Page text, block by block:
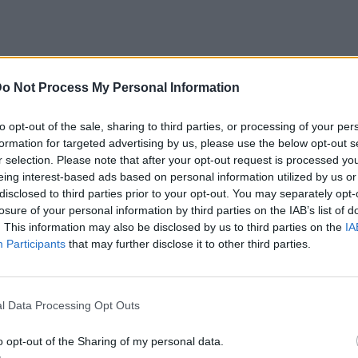
Not Process My Personal Information
opt-out of the sale, sharing to third parties, or processing of your
for targeted advertising by us, please use the below opt-out
selection. Please note that after your opt-out request is processed
interest-based ads based on personal information utilized by us
to third parties prior to your opt-out. You may separately
of your personal information by third parties on the IAB’s list of
This information may also be disclosed by us to third parties on the
Participants that may further disclose it to other third parties.
Data Processing Opt Outs
opt-out of the Sharing of my personal data.
πως «μαζί γυμναζόμασταν! Μάλιστα
φορές ο Αλέξανδρος ήταν στο υπόγειο
«φύγετε στην άκρη» και έμπαινα σε
με το τζιν για να είμαι εντάξει για
περίσσευε! Ένας γίγαντας! Ήμουν από
ένα τιμητικό αφιέρωμα για τους
της Θεσσαλονίκης και ήταν εκεί η
σπάσει το πόδι του στο Σίδνεϋ».
μου είπε «χάνω το πλατάνι μου». Μου το
της είπα και προσπαθούσαμε να
για να μπορεί να τον πηγαινοφέρνει